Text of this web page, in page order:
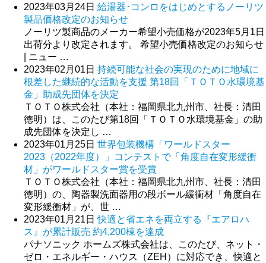
2023年03月24日 給湯器･コンロをはじめとするノーリツ
製品価格改定のお知らせ
ノーリツ製商品のメーカー希望小売価格が2023年5月1日
出荷分より改定されます。 希望小売価格改定のお知らせ
| ニュー …
2023年02月01日 持続可能な社会の実現のために地域に
根差した継続的な活動を支援 第18回「ＴＯＴＯ水環境基
金」助成先団体を決定
ＴＯＴＯ株式会社（本社：福岡県北九州市、社長：清田
徳明）は、このたび第18回「ＴＯＴＯ水環境基金」の助
成先団体を決定し …
2023年01月25日 世界包装機構「ワールドスター
2023（2022年度）」コンテストで「角度自在変形緩衝
材」がワールドスター賞を受賞
ＴＯＴＯ株式会社（本社：福岡県北九州市、社長：清田
徳明）の、陶器製洗面器用の段ボール緩衝材「角度自在
変形緩衝材」が、世 …
2023年01月21日快適と省エネを両立する『エアロハ
ス』が累計販売 約4,200棟を達成
パナソニック ホームズ株式会社は、このたび、ネット・
ゼロ・エネルギー・ハウス（ZEH）に対応でき、快適と